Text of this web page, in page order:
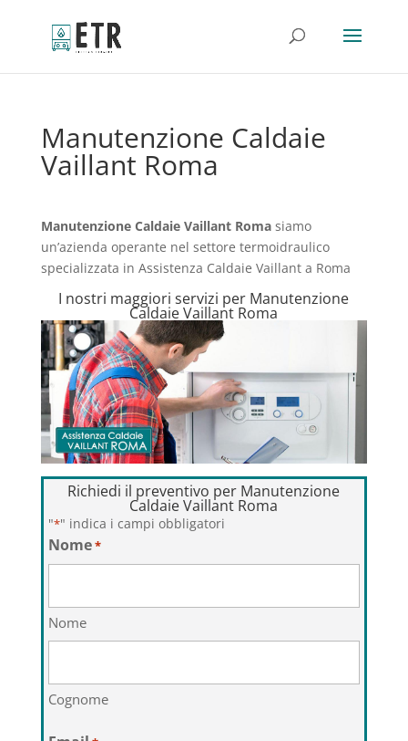
Manutenzione Caldaie
Vaillant Roma
Manutenzione Caldaie Vaillant Romasiamo
un’azienda operante nel settore termoidraulico
specializzata in Assistenza Caldaie Vaillant a Roma
I nostri maggiori servizi per Manutenzione
Caldaie Vaillant Roma
Richiedi il preventivo per Manutenzione
Caldaie Vaillant Roma
"*" indica i campi obbligatori
Nome*
Nome
Cognome